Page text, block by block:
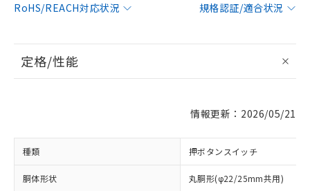
RoHS/REACH対応状況
規格認証/適合状況
定格/性能
情報更新：2026/05/21
種類 押ボタンスイッチ
胴体形状 丸胴形(φ22/25mm共用)